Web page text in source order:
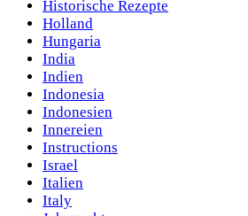
Historische Rezepte
Holland
Hungaria
India
Indien
Indonesia
Indonesien
Innereien
Instructions
Israel
Italien
Italy